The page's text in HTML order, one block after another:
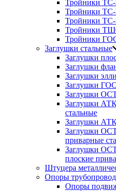
Тройники ТС-
Тройники ТС-
Тройники ТС-
Тройники
Тройники
Заглушки стальные
Заглушки
Заглушки
Заглушки
Заглушки
Заглушки
Заглушки
стальные
Заглушки
Заглушки
приварные
Заглушки
плоские
Штуцера
Опоры
Опоры